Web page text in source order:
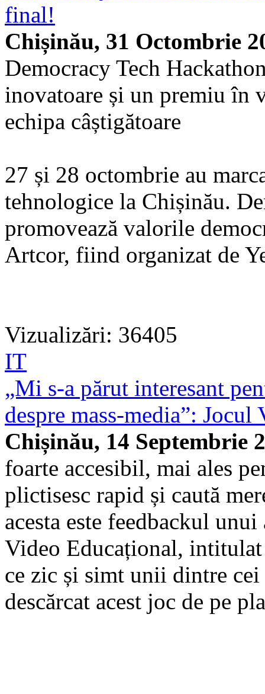
final!
Chișinău, 31 Octombrie
Democracy Tech
inovatoare și un premiu în
echipa câștigătoare
27 și 28 octombrie au
tehnologice la Chișinău.
promovează valorile
Artcor, fiind organizat de
Vizualizări: 36405
IT
„Mi s-a părut interesant
despre mass-media”:
Chișinău, 14 Septembrie
foarte accesibil, mai ales
plictisesc rapid și caută
acesta este feedbackul
Video Educațional,
ce zic și simt unii dintre
descărcat acest joc de pe